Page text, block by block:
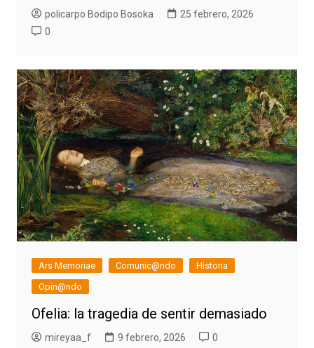
policarpo Bodipo Bosoka
25 febrero, 2026
0
Ars Memoriae Comunic@ndo
Historia
Opin@ndo
Ofelia: la tragedia de sentir demasiado
mireyaa_f 9 febrero, 2026 0